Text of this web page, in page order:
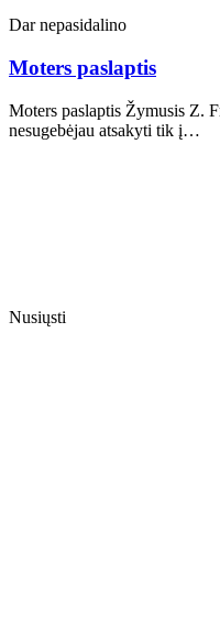
Dar nepasidalino
Moters paslaptis
Moters paslaptis Žymusis Z.
nesugebėjau atsakyti tik į…
Nusiųsti